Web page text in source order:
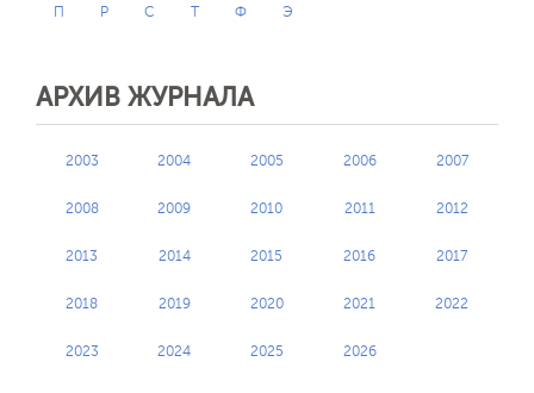
П Р С Т Ф Э
АРХИВ ЖУРНАЛА
2003 2004 2005 2006 2007
2008 2009 2010 2011 2012
2013 2014 2015 2016 2017
2018 2019 2020 2021 2022
2023 2024 2025 2026